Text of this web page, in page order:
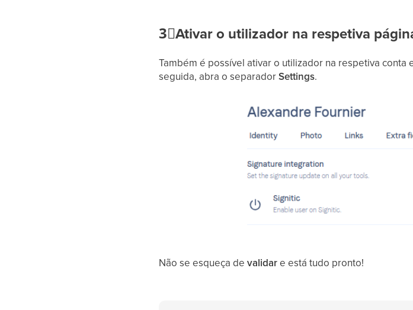
3⃣Ativar o utilizador na respetiva
Também é possível ativar o utilizador na respetiva
seguida, abra o separadorSettings.
Não se esqueça devalidare está tudo pronto!